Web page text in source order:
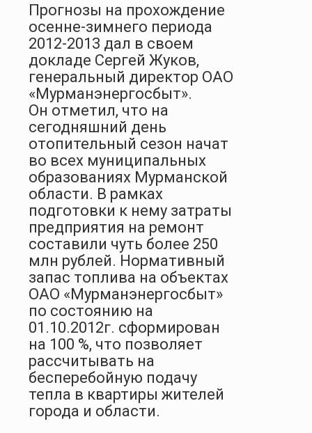
Прогнозы на прохождение
осенне-зимнего периода
2012-2013 дал в своем
докладе Сергей Жуков,
генеральный директор ОАО
«Мурманэнергосбыт».
Он отметил, что на
сегодняшний день
отопительный сезон начат
во всех муниципальных
образованиях Мурманской
области. В рамках
подготовки к нему затраты
предприятия на ремонт
составили чуть более 250
млн рублей. Нормативный
запас топлива на объектах
ОАО «Мурманэнергосбыт»
по состоянию на
01.10.2012г. сформирован
на 100 %, что позволяет
рассчитывать на
бесперебойную подачу
тепла в квартиры жителей
города и области.